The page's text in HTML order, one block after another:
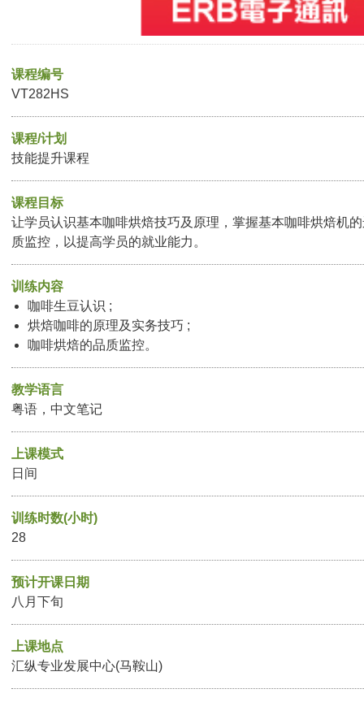
课程编号
VT282HS
课程/计划
技能提升课程
课程目标
让学员认识基本咖啡烘焙技巧及原理，掌握基本咖啡烘焙机
质监控，以提高学员的就业能力。
训练内容
咖啡生豆认识 ;
烘焙咖啡的原理及实务技巧 ;
咖啡烘焙的品质监控。
教学语言
粤语，中文笔记
上课模式
日间
训练时数(小时)
28
预计开课日期
八月下旬
上课地点
汇纵专业发展中心(马鞍山)